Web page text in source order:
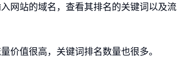
网站的域名，查看其排名的关键词以及流
价值很高，关键词排名数量也很多。